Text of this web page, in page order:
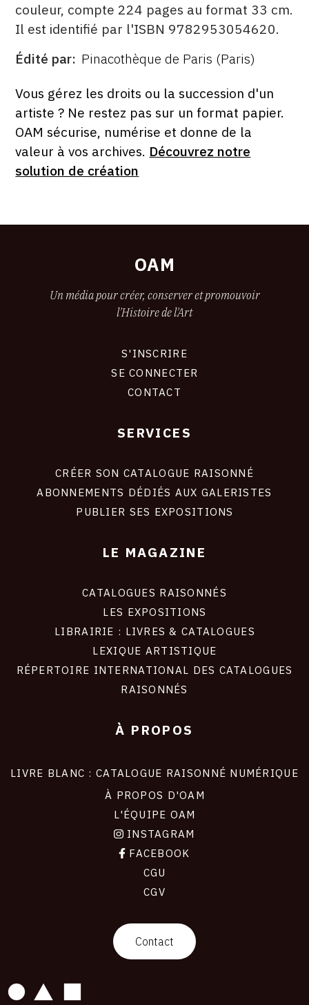
couleur, compte 224 pages au format 33 cm.
Il est identifié par l'ISBN 9782953054620.
ÉDITÉ
Édité par Pinacothèque de Paris (Paris)
FORMAT
ÉTAT
Vous gérez les droits ou la succession d'un
artiste ? Ne restez pas sur un format papier.
OAM sécurise, numérise et donne de la
valeur à vos archives. Découvrez notre
solution de création
OAM
Un média pour créer, conserver et promouvoir
l'Histoire de l'Art
S'INSCRIRE
SE CONNECTER
CONTACT
SERVICES
CRÉER SON CATALOGUE RAISONNÉ
ABONNEMENTS DÉDIÉS AUX GALERISTES
PUBLIER SES EXPOSITIONS
LE MAGAZINE
CATALOGUES RAISONNÉS
LES EXPOSITIONS
LIBRAIRIE : LIVRES & CATALOGUES
LEXIQUE ARTISTIQUE
RÉPERTOIRE INTERNATIONAL DES CATALOGUES
RAISONNÉS
À PROPOS
LIVRE BLANC : CATALOGUE RAISONNÉ NUMÉRIQUE
À PROPOS D'OAM
L'ÉQUIPE OAM
INSTAGRAM
FACEBOOK
CGU
CGV
Contact